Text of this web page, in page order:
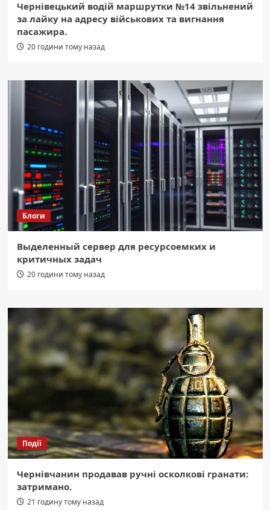
Чернівецький водій маршрутки №14 звільнений
за лайку на адресу військових та вигнання
пасажира.
20 години тому назад
Блоги
Выделенный сервер для ресурсоемких и
критичных задач
20 години тому назад
Події
Чернівчанин продавав ручні осколкові гранати:
затримано.
21 годину тому назад